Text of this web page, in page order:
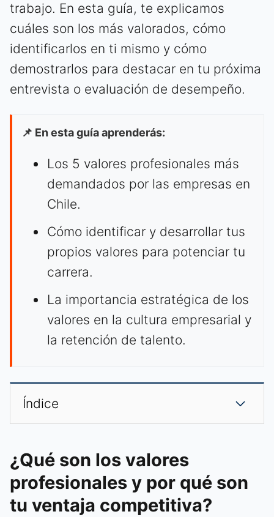
trabajo. En esta guía, te explicamos
cuáles son los más valorados, cómo
identificarlos en ti mismo y cómo
demostrarlos para destacar en tu próxima
entrevista o evaluación de desempeño.
📌 En esta guía aprenderás:
Los 5 valores profesionales más
demandados por las empresas en
Chile.
Cómo identificar y desarrollar tus
propios valores para potenciar tu
carrera.
La importancia estratégica de los
valores en la cultura empresarial y
la retención de talento.
Índice
¿Qué son los valores
profesionales y por qué son
tu ventaja competitiva?